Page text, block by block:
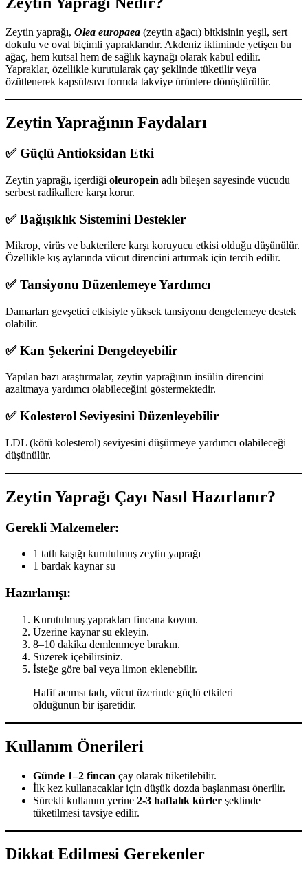
Zeytin yaprağı, Olea europaea (zeytin ağacı) bitkisinin yeşil, sert
dokulu ve oval biçimli yapraklarıdır. Akdeniz ikliminde yetişen bu
ağaç, hem kutsal hem de sağlık kaynağı olarak kabul edilir.
Yapraklar, özellikle kurutularak çay şeklinde tüketilir veya
özütlenerek kapsül/sıvı formda takviye ürünlere dönüştürülür.
Zeytin Yaprağının Faydaları
✅ Güçlü Antioksidan Etki
Zeytin yaprağı, içerdiği oleuropein adlı bileşen sayesinde vücudu
serbest radikallere karşı korur.
✅ Bağışıklık Sistemini Destekler
Mikrop, virüs ve bakterilere karşı koruyucu etkisi olduğu düşünülür.
Özellikle kış aylarında vücut direncini artırmak için tercih edilir.
✅ Tansiyonu Düzenlemeye Yardımcı
Damarları gevşetici etkisiyle yüksek tansiyonu dengelemeye destek
olabilir.
✅ Kan Şekerini Dengeleyebilir
Yapılan bazı araştırmalar, zeytin yaprağının insülin direncini
azaltmaya yardımcı olabileceğini göstermektedir.
✅ Kolesterol Seviyesini Düzenleyebilir
LDL (kötü kolesterol) seviyesini düşürmeye yardımcı olabileceği
düşünülür.
Zeytin Yaprağı Çayı Nasıl Hazırlanır?
Gerekli Malzemeler:
1 tatlı kaşığı kurutulmuş zeytin yaprağı
1 bardak kaynar su
Hazırlanışı:
Kurutulmuş yaprakları fincana koyun.
Üzerine kaynar su ekleyin.
8–10 dakika demlenmeye bırakın.
Süzerek içebilirsiniz.
İsteğe göre bal veya limon eklenebilir.
Hafif acımsı tadı, vücut üzerinde güçlü etkileri
olduğunun bir işaretidir.
Kullanım Önerileri
Günde 1–2 fincan çay olarak tüketilebilir.
İlk kez kullanacaklar için düşük dozda başlanması önerilir.
Sürekli kullanım yerine 2-3 haftalık kürler şeklinde
tüketilmesi tavsiye edilir.
Dikkat Edilmesi Gerekenler